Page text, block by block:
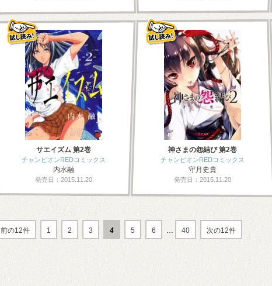
サエイズム 第2巻
チャンピオンREDコミックス
内水融
発売日：2015.11.20
神さまの怨結び 第2巻
チャンピオンREDコミックス
守月史貴
発売日：2015.11.20
前の12件 1 2 3 4 5 6 … 40 次の12件